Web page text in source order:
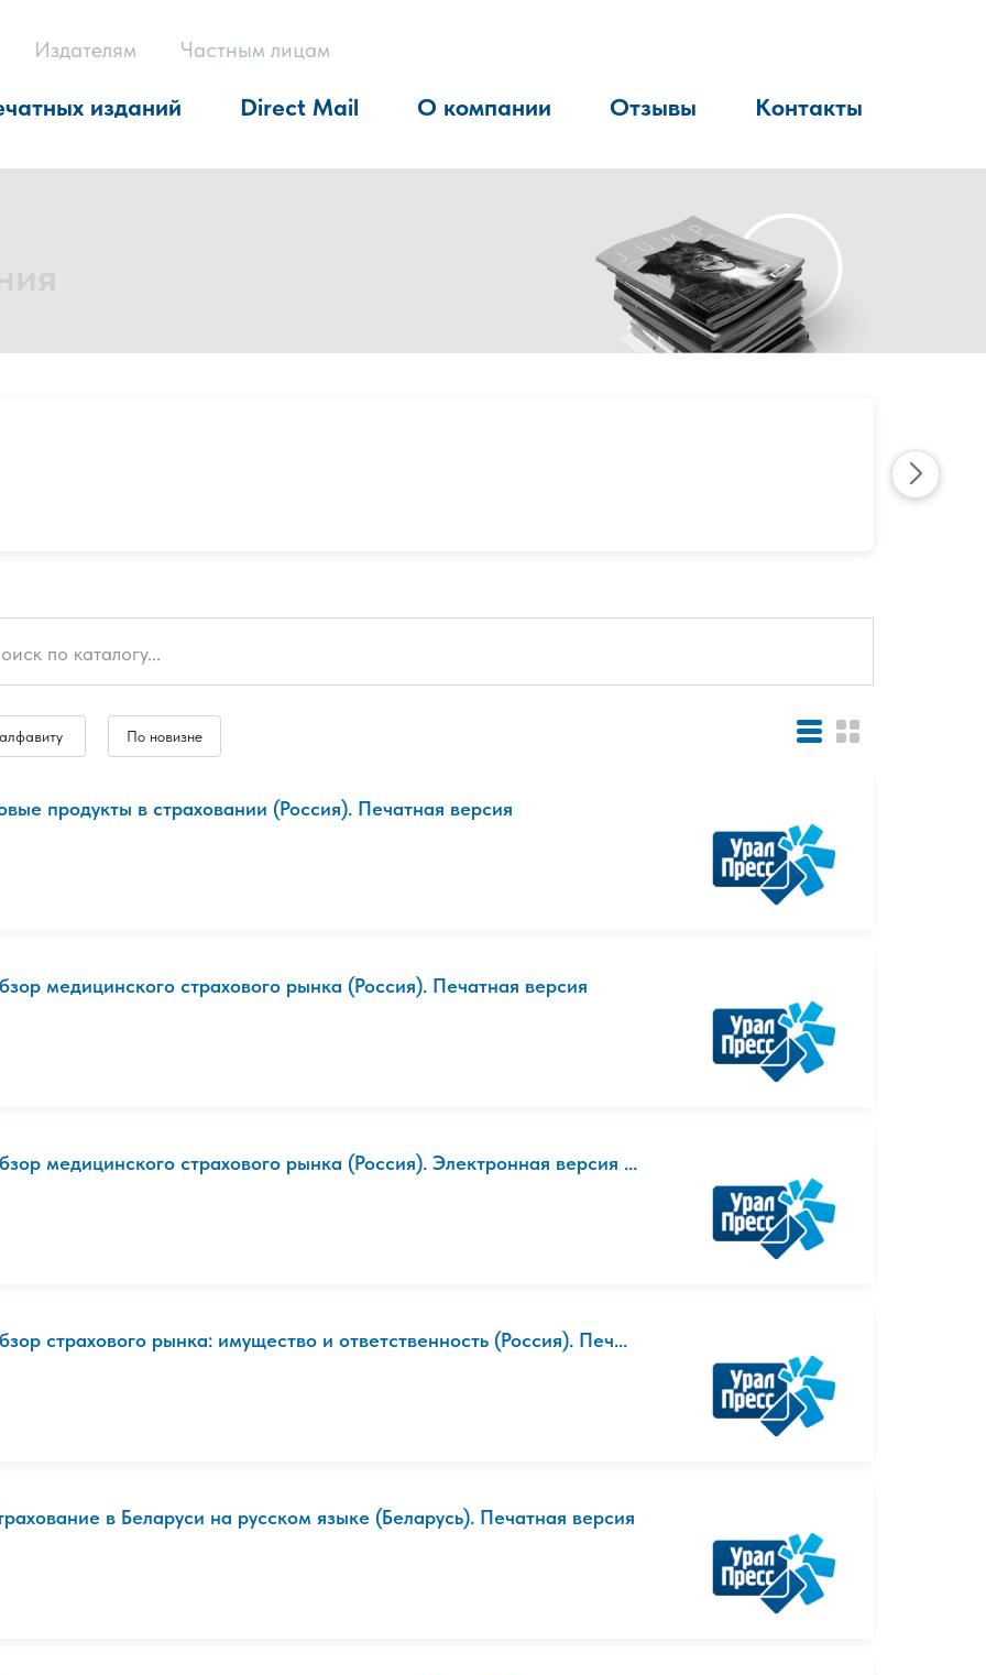
Издателям Частным лицам
изданий Direct Mail О компании Отзывы Контакты
По новизне
продукты в страховании (Россия). Печатная версия
медицинского страхового рынка (Россия). Печатная версия
медицинского страхового рынка (Россия). Электронная версия ...
страхового рынка: имущество и ответственность (Россия). Печ...
в Беларуси на русском языке (Беларусь). Печатная версия